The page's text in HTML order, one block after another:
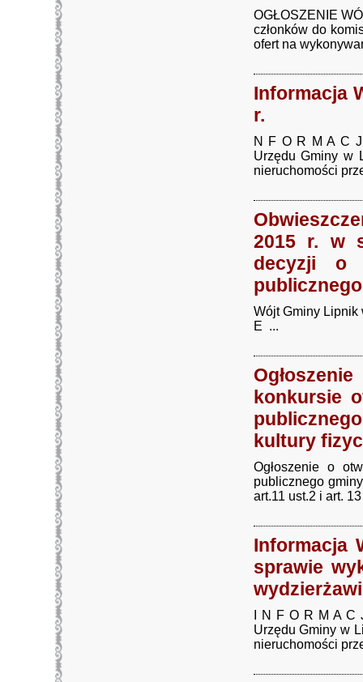
OGŁOSZENIE
członków do
ofert na
Informacja
r.
N F O R M A C
Urzędu Gminy w
nieruchomości
2015 r. w
decyzji o
Wójt Gminy
E ...
konkursie
kultury
Ogłoszenie o
publicznego
art.11 ust.2 i art.
Informacja
sprawie
I N F O R M A
Urzędu Gminy w
nieruchomości